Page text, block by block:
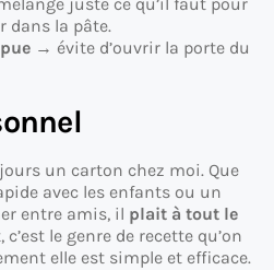
juste ce qu’il faut pour
dans la pâte.
→ évite d’ouvrir la porte du
un carton chez moi. Que
avec les enfants ou un
entre amis, il plait à tout le
le genre de recette qu’on
elle est simple et efficace.